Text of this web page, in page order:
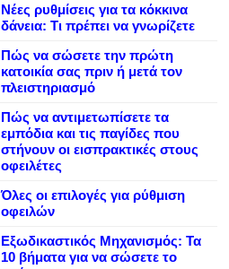
Νέες ρυθμίσεις για τα κόκκινα
δάνεια: Τι πρέπει να γνωρίζετε
Πώς να σώσετε την πρώτη
κατοικία σας πριν ή μετά τον
πλειστηριασμό
Πώς να αντιμετωπίσετε τα
εμπόδια και τις παγίδες που
στήνουν οι εισπρακτικές στους
οφειλέτες
Όλες οι επιλογές για ρύθμιση
οφειλών
Εξωδικαστικός Μηχανισμός: Τα
10 βήματα για να σώσετε το